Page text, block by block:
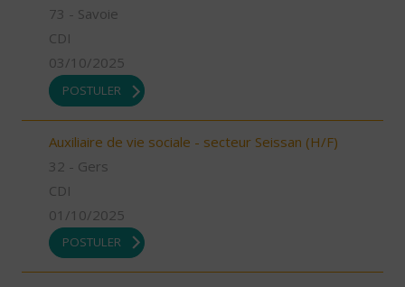
73 - Savoie
CDI
03/10/2025
POSTULER
Auxiliaire de vie sociale - secteur Seissan (H/F)
32 - Gers
CDI
01/10/2025
POSTULER